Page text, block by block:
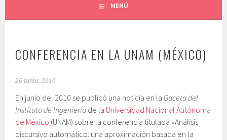
MENÚ
CONFERENCIA EN LA UNAM (MÉXICO)
26 junio, 2010
En junio del 2010 se publicó una noticia en la Gaceta del
Instituto de Ingeniería de la Universidad Nacional Autónoma
de México (UNAM) sobre la conferencia titulada «Análisis
discursivo automático: una aproximación basada en la